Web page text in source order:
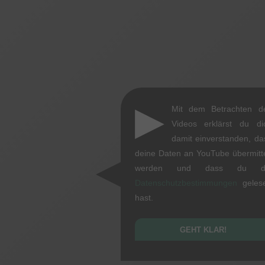
▶
Mit dem Betrachten
Videos erklärst du
damit einverstanden,
deine Daten an YouTube
werden und dass du
hast.
GEHT KLAR!